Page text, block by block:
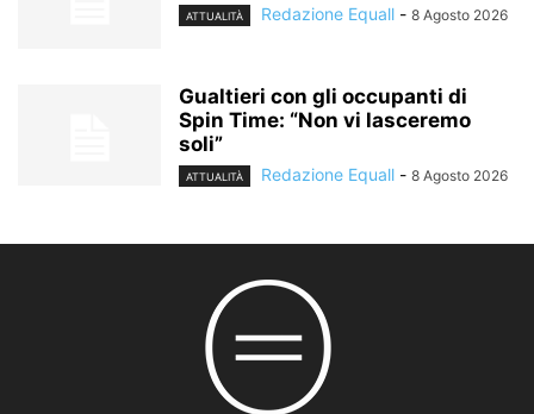
ATTUALITÀ Redazione Equall - 8 Agosto 2026
Gualtieri con gli occupanti di
Spin Time: “Non vi lasceremo
soli”
ATTUALITÀ Redazione Equall - 8 Agosto 2026